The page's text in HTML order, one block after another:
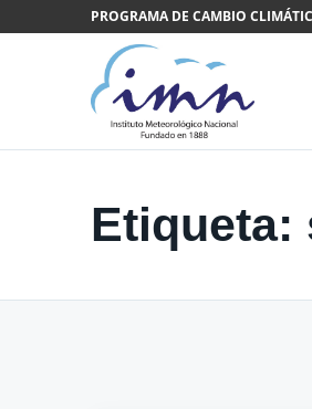
Saltar al contenidoPROGRAMA DE CAMBIO
Etiqueta: